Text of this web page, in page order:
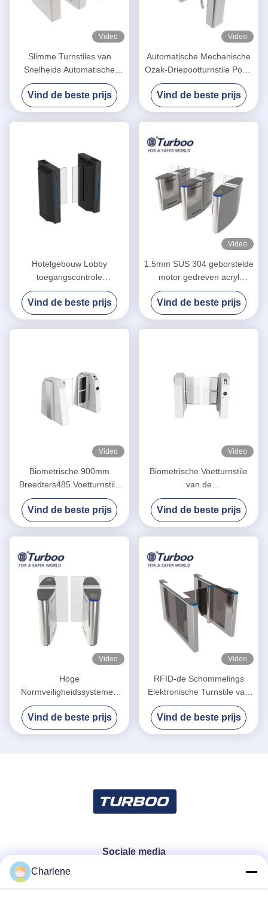
Video
Slimme Turnstiles van
Snelheids Automatische
Systemen, de Poort
Voetcontrole van de
Klepbarrière
Vind de beste prijs
Video
Automatische Mechanische
Ozak-Driepootturnstile Poort
met Stem en Stroboscoop
Licht Alarm
Vind de beste prijs
Hotelgebouw Lobby
toegangscontrole
voetgangersschuifpoort
LA6218
Vind de beste prijs
Video
1.5mm SUS 304 geborstelde
motor gedreven acryl
glijdende poort met 5 paren
van infrarode sensor
Vind de beste prijs
Video
Biometrische 900mm
Breedters485 Voetturnstile
Poort
Vind de beste prijs
Video
Biometrische Voetturnstile
van de
Schommelingsbarrière Poort
2.0mm Koud Rolstaal Binnen
Vind de beste prijs
Video
Hoge
Normveiligheidssystemen
die snelheidssteeg voor
Slimme Bureauturnstile
glijden
Vind de beste prijs
Video
RFID-de Schommelings
Elektronische Turnstile van
het
Toegangscontrolemechanisme
Poorten met Anti -
Vind de beste prijs
Sociale media
Charlene